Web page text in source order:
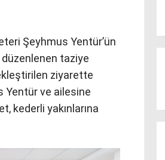
Şeyhmus Yentür’ün
taziye
ziyarette
Yentür ve ailesine
kederli yakınlarına